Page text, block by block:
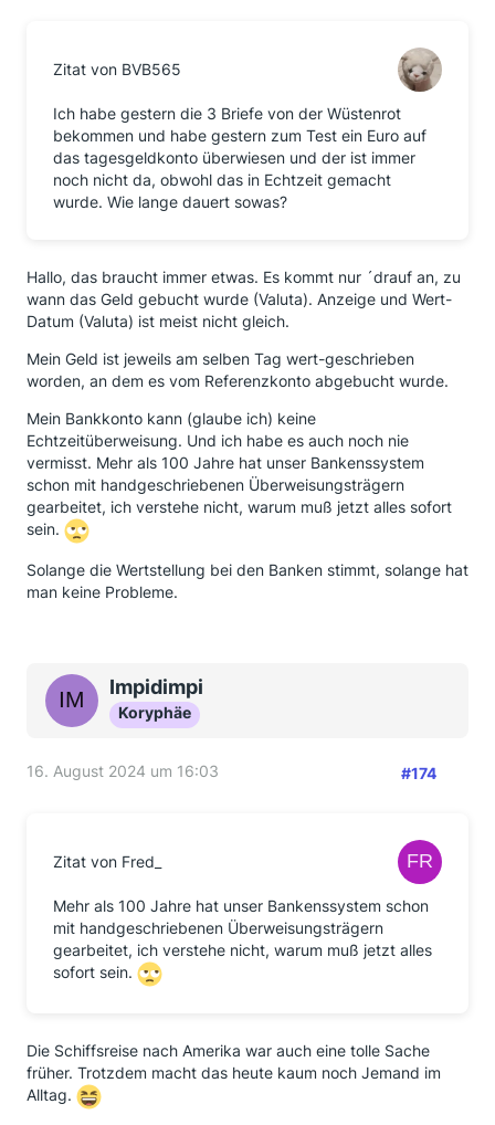
Zitat von BVB565
Ich habe gestern die 3 Briefe von der Wüstenrot
bekommen und habe gestern zum Test ein Euro auf
das tagesgeldkonto überwiesen und der ist immer
noch nicht da, obwohl das in Echtzeit gemacht
wurde. Wie lange dauert sowas?
Hallo, das braucht immer etwas. Es kommt nur ´drauf an, zu
wann das Geld gebucht wurde (Valuta). Anzeige und Wert-
Datum (Valuta) ist meist nicht gleich.
Mein Geld ist jeweils am selben Tag wert-geschrieben
worden, an dem es vom Referenzkonto abgebucht wurde.
Mein Bankkonto kann (glaube ich) keine
Echtzeitüberweisung. Und ich habe es auch noch nie
vermisst. Mehr als 100 Jahre hat unser Bankenssystem
schon mit handgeschriebenen Überweisungsträgern
gearbeitet, ich verstehe nicht, warum muß jetzt alles sofort
sein.
Solange die Wertstellung bei den Banken stimmt, solange hat
man keine Probleme.
Impidimpi
Koryphäe
16. August 2024 um 16:03 #174
Zitat von Fred_
Mehr als 100 Jahre hat unser Bankenssystem schon
mit handgeschriebenen Überweisungsträgern
gearbeitet, ich verstehe nicht, warum muß jetzt alles
sofort sein.
Die Schiffsreise nach Amerika war auch eine tolle Sache
früher. Trotzdem macht das heute kaum noch Jemand im
Alltag.